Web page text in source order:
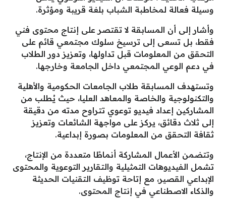
وسيلة فعالة لمخاطبة الشباب بلغة قريبة ومؤثرة.
وأشار إلى أن المسابقة لا تقتصر على إنتاج محتوى فني
فقط، بل تسعى إلى ترسيخ سلوك مجتمعي قائم على
التحقق من المعلومات قبل تداولها، وتعزيز دور الطلاب
في دعم الوعي المجتمعي داخل الجامعة وخارجها.
وتستهدف المسابقة طلاب الجامعات الحكومية والأهلية
والتكنولوجية والخاصة والمعاهد العليا، حيث يُطلب من
المشاركين إعداد فيديو توعوي تتراوح مدته من دقيقة
إلى ثلاث دقائق، يركز على مواجهة الشائعات وتعزيز
ثقافة التحقق من المعلومات بصورة إبداعية.
وتتضمن الأعمال المشاركة أنماطًا متعددة من الإنتاج،
تشمل الفيديوهات التمثيلية والتقارير التوعوية والمحتوى
الإبداعي القصير، مع إتاحة توظيف التقنيات الحديثة
والذكاء الاصطناعي في إنتاج المحتوى.